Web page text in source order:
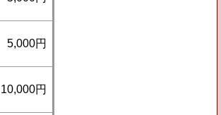
5,000円
10,000円